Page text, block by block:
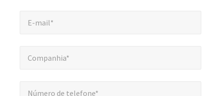
E-mail*
Companhia*
Número de telefone*